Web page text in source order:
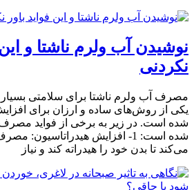
نوشیدن آب ولرم ناشتا و این
نکردنی
مصرف آب ولرم ناشتا برای سلامتی
یکی از روش‌های ساده و ارزان برای
شده است. در زیر به برخی از فواید مصرف
شده است: 1- افزایش
می‌کند تا بدن خود را هیدراته کند و نیاز